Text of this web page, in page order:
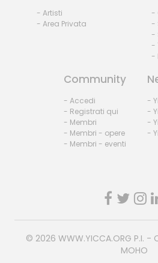
- Artisti
- Area Privata
-
-
-
-
-
Community
- Accedi
- Registrati qui
- Membri
- Membri - opere
- Membri - eventi
-
-
-
-
© 2026 WWW.YICCA.ORG P.I. -
MOHO